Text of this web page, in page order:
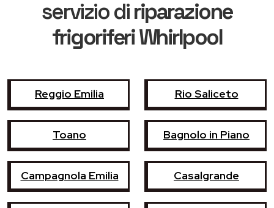
servizio diriparazione
frigoriferi Whirlpool
Reggio Emilia Rio Saliceto
Toano Bagnolo in Piano
Campagnola Emilia Casalgrande